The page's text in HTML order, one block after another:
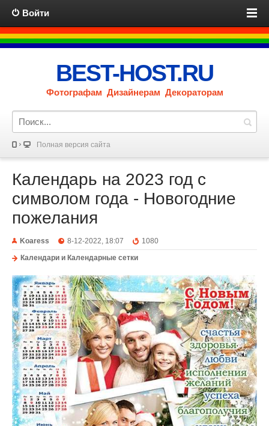
Войти
BEST-HOST.RU
Фотографам Дизайнерам Декораторам
Полная версия сайта
Календарь на 2023 год с
символом года - Новогодние
пожелания
Koaress 8-12-2022, 18:07
1080
Календари и Календарные сетки